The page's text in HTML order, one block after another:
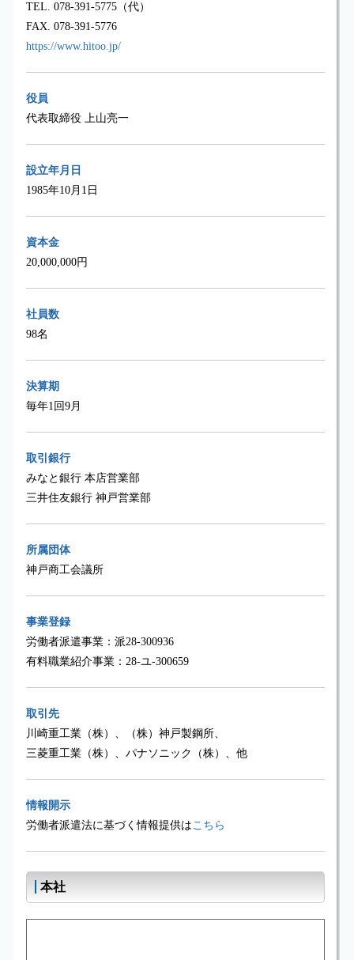
TEL. 078-391-5775（代）
FAX. 078-391-5776
https://www.hitoo.jp/
役員
代表取締役 上山亮一
設立年月日
1985年10月1日
資本金
20,000,000円
社員数
98名
決算期
毎年1回9月
取引銀行
みなと銀行 本店営業部
三井住友銀行 神戸営業部
所属団体
神戸商工会議所
事業登録
労働者派遣事業：派28-300936
有料職業紹介事業：28-ユ-300659
取引先
川崎重工業（株）、（株）神戸製鋼所、
三菱重工業（株）、パナソニック（株）、他
情報開示
労働者派遣法に基づく情報提供はこちら
本社